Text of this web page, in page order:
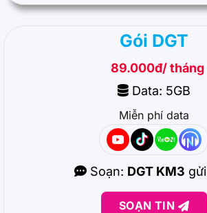
Gói DGT
89.000đ/ tháng
Data: 5GB
Miễn phí data
Soạn: DGT KM3 gửi
SOẠN TIN